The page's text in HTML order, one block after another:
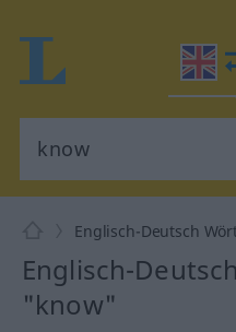
Englisch-Deutsch
Englisch-
"know"